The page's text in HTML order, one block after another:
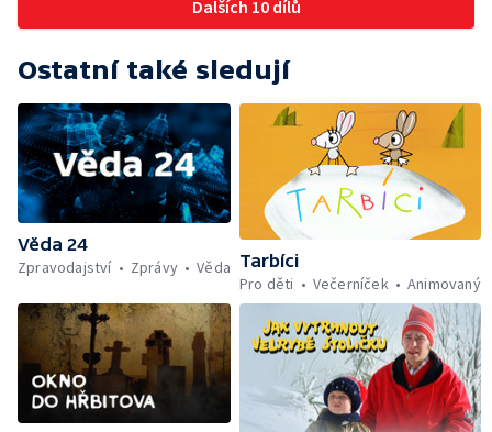
Dalších 10 dílů
Ostatní také sledují
Věda 24
Zpravodajství
Zprávy Věda Tarbíci
Pro děti
Večerníček Animovaný